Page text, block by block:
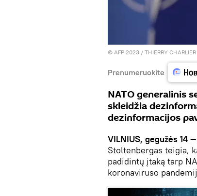
© AFP 2023 / THIERRY CHARLIER
Prenumeruokite
NATO generalinis
skleidžia
dezinformacijos
VILNIUS, gegužės 14
Stoltenbergas teigia,
padidintų įtaką tarp
koronaviruso